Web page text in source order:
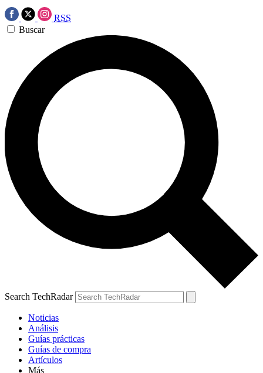
RSS
Buscar
Search TechRadar
Noticias
Análisis
Guías prácticas
Guías de compra
Artículos
Más